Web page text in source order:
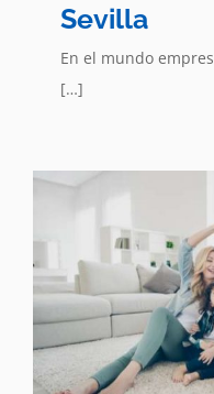
Sevilla
En el mundo
[…]